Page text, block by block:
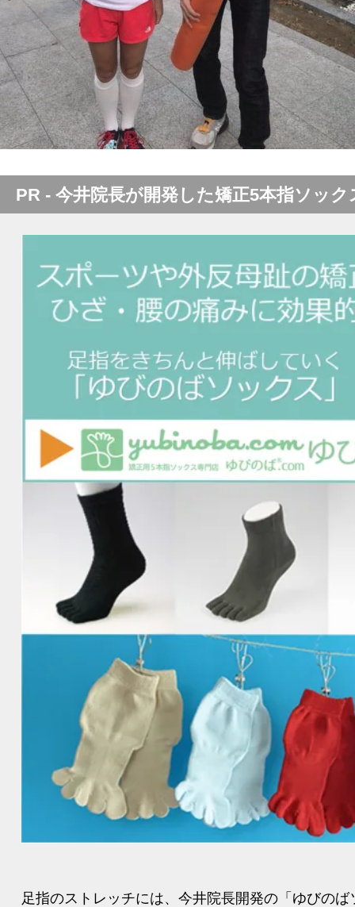
PR - 今井院長が開発した矯正5本指ソック
足指のストレッチには、今井院長開発の「ゆびの